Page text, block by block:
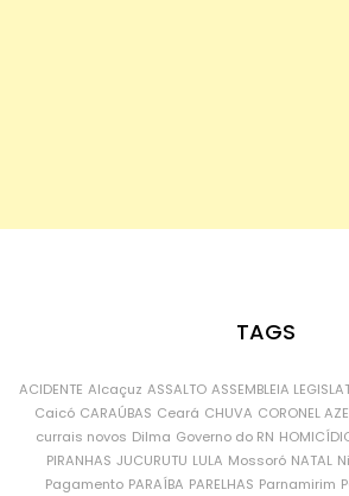
TAGS
ACIDENTE Alcaçuz ASSALTO ASSEMBLEIA
Caicó CARAÚBAS Ceará CHUVA CORONEL
currais novos Dilma Governo do RN
PIRANHAS JUCURUTU LULA Mossoró NATAL
Pagamento PARAÍBA PARELHAS Parnamirim